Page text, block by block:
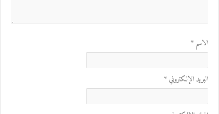
الاسم*
البريد الإلكتروني*